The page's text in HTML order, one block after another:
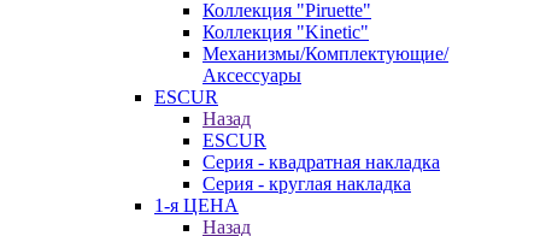
Коллекция "Piruette"
Коллекция "Kinetic"
Механизмы/Комплектующие/
Аксессуары
ESCUR
Назад
ESCUR
Серия - квадратная накладка
Серия - круглая накладка
1-я ЦЕНА
Назад